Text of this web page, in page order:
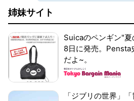
姉妹サイト
Suicaのペンギン"
8日に発売。Pensta
だよ~。
「ジブリの世界」